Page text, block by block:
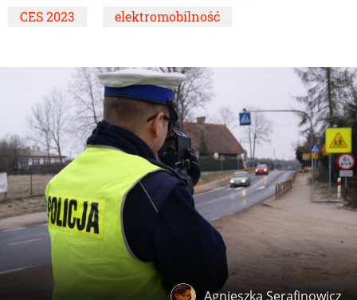
CES 2023
elektromobilność
Agnieszka Serafinowicz